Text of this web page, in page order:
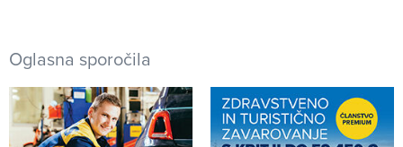
Oglasna sporočila